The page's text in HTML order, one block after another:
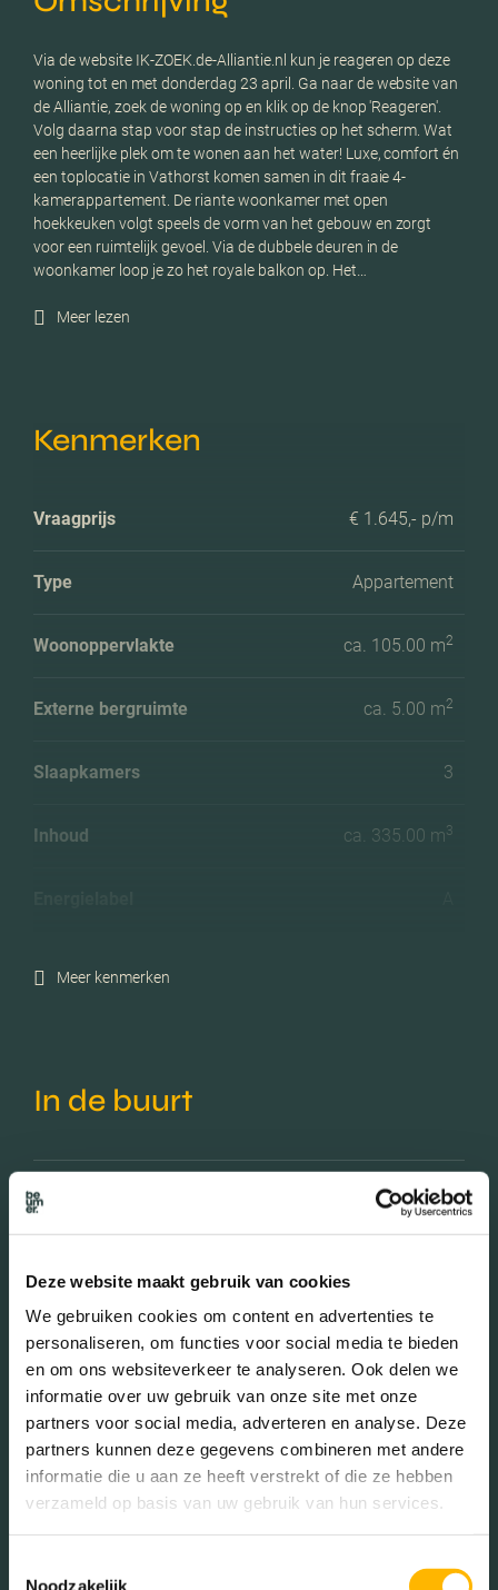
Deze website maakt gebruik van cookies
We gebruiken cookies om content en advertenties te
personaliseren, om functies voor social media te bieden
en om ons websiteverkeer te analyseren. Ook delen we
informatie over uw gebruik van onze site met onze
partners voor social media, adverteren en analyse. Deze
partners kunnen deze gegevens combineren met andere
informatie die u aan ze heeft verstrekt of die ze hebben
verzameld op basis van uw gebruik van hun services.
Noodzakelijk
Via de website IK-ZOEK.de-Alliantie.nl kun je reageren op deze
woning tot en met donderdag 23 april. Ga naar de website van
de Alliantie, zoek de woning op en klik op de knop 'Reageren'.
Volg daarna stap voor stap de instructies op het scherm. Wat
een heerlijke plek om te wonen aan het water! Luxe, comfort én
een toplocatie in Vathorst komen samen in dit fraaie 4-
kamerappartement. De riante woonkamer met open
hoekkeuken volgt speels de vorm van het gebouw en zorgt
voor een ruimtelijk gevoel. Via de dubbele deuren in de
woonkamer loop je zo het royale balkon op. Het…
Meer lezen
Kenmerken
Vraagprijs € 1.645,- p/m
Type Appartement
Woonoppervlakte ca. 105.00 m2
Externe bergruimte ca. 5.00 m2
Slaapkamers 3
Inhoud ca. 335.00 m3
Meer kenmerken
In de buurt
Metrostation Musea
Parken Parkeerplaats
Restaurant Scholen
Sportschool Winkels
Tankstations